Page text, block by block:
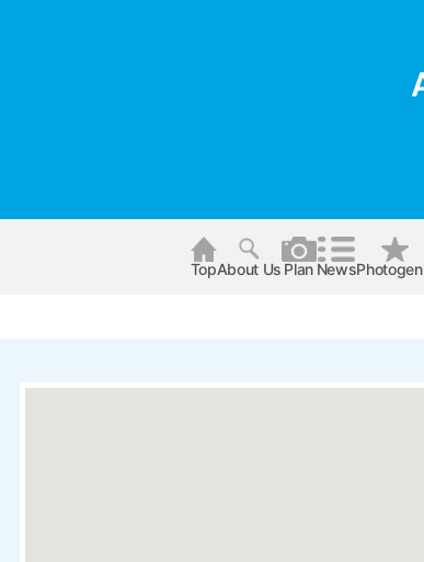
TopAbout Us Plan News